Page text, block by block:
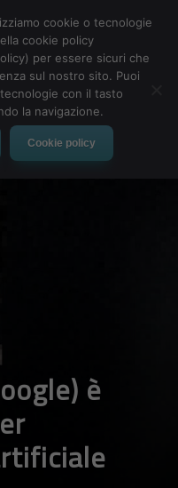
è
cookie o tecnologie
cookie policy
per essere sicuri che
sul nostro sito. Puoi
con il tasto
la navigazione.
Cookie policy